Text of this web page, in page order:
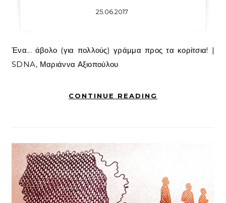
25.06.2017
Ένα... άβολο (για πολλούς) γράμμα προς τα κορίτσια! |
SDNA, Μαριάννα Αξιοπούλου
CONTINUE READING